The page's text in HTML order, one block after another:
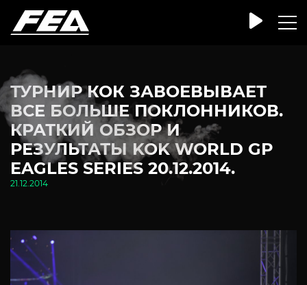
ТУРНИР КОК ЗАВОЕВЫВАЕТ
ВСЕ БОЛЬШЕ ПОКЛОННИКОВ.
КРАТКИЙ ОБЗОР И
РЕЗУЛЬТАТЫ KOK WORLD GP
EAGLES SERIES 20.12.2014.
21.12.2014